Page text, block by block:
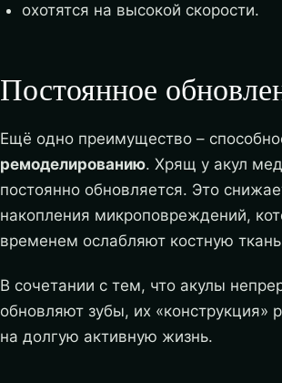
охотятся на высокой скорости.
Постоянное
Ещё одно преимущество –
ремоделированию. Хрящ у акул
постоянно обновляется. Это
накопления микроповреждений,
временем ослабляют костную
В сочетании с тем, что акулы
обновляют зубы, их «конструкция»
на долгую активную жизнь.